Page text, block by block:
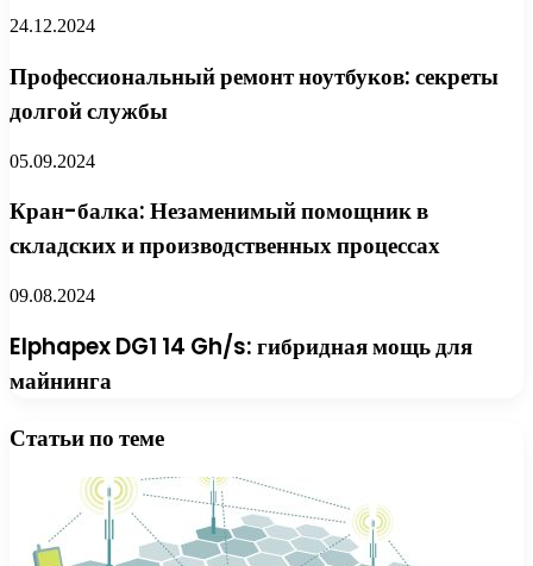
24.12.2024
Профессиональный ремонт ноутбуков: секреты
долгой службы
05.09.2024
Кран-балка: Незаменимый помощник в
складских и производственных процессах
09.08.2024
Elphapex DG1 14 Gh/s: гибридная мощь для
майнинга
Статьи по теме